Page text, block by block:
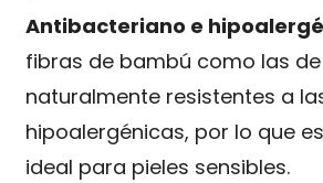
Antibacteriano e
fibras de bambú como las
naturalmente resistentes a
hipoalergénicas, por lo que
ideal para pieles sensibles.